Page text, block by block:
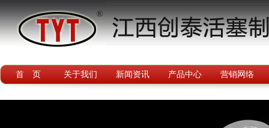
首 页 关于我们 新闻资讯 产品中心 营销网络